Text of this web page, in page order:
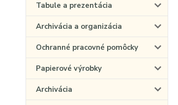
Tabule a prezentácia
Archivácia a organizácia
Ochranné pracovné pomôcky
Papierové výrobky
Archivácia